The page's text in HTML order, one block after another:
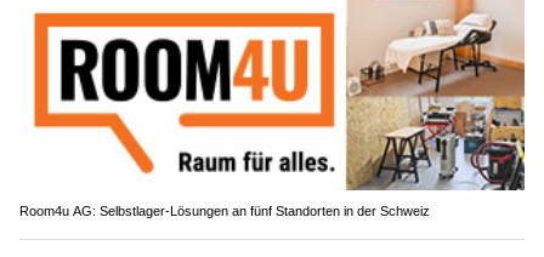
Room4u AG: Selbstlager-Lösungen an fünf Standorten in der Schweiz